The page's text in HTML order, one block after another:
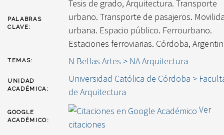
PALABRAS
CLAVE:
Tesis de grado, Arquitectura. Transporte
urbano. Transporte de pasajeros.
urbana. Espacio público. Ferrourbano.
Estaciones ferroviarias. Córdoba,
TEMAS: N Bellas Artes > NA Arquitectura
UNIDAD
ACADÉMICA:
Universidad Católica de Córdoba >
de Arquitectura
GOOGLE
ACADÉMICO:
Ver
citaciones